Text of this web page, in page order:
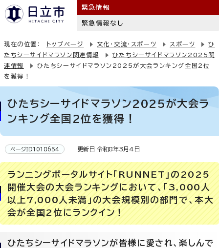
緊急情報
緊急情報なし
現在の位置： トップページ 文化・交流・スポーツ スポーツ
ひ
たちシーサイドマラソン関連情報
ひたちシーサイドマラソン2025関
連情報
ひたちシーサイドマラソン2025が大会ランキング全国2位
を獲得！
ひたちシーサイドマラソン2025が大会ラ
ンキング全国2位を獲得！
ページID1018654 更新日 令和8年3月4日
ランニングポータルサイト「RUNNET」の2025
開催大会の大会ランキングにおいて、「3,000人
以上7,000人未満」の大会規模別の部門で、本大
会が全国2位にランクイン！
ひたちシーサイドマラソンが皆様に愛され、楽しんで